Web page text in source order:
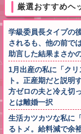
厳選おすすめヘ
学級委員長タイプの
されるも、他の前で
助言した結果まさか
1月出産の私に「ク
ト。正産期だと説明
方ゼロの夫と冷え切
とは離婚一択
生活カツカツな私に
るトメ。給料減で余